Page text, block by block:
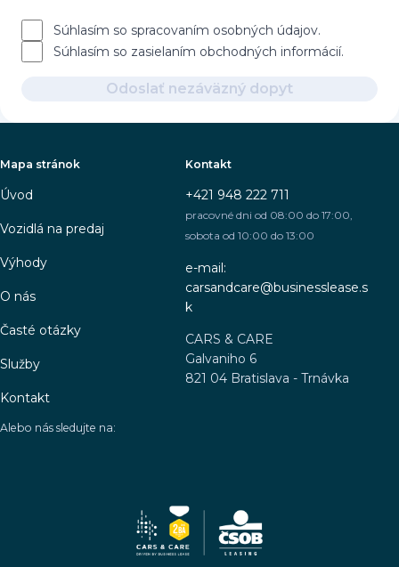
Súhlasím so spracovaním osobných údajov.
Súhlasím so zasielaním obchodných informácií.
Odoslať nezáväzný dopyt
Mapa stránok
Úvod
Vozidlá na predaj
Výhody
O nás
Časté otázky
Služby
Kontakt
Kontakt
+421 948 222 711
pracovné dni od 08:00 do 17:00,
sobota od 10:00 do 13:00
e-mail:
carsandcare@businesslease.s
k
CARS & CARE
Galvaniho 6
821 04 Bratislava - Trnávka
Alebo nás sledujte na: